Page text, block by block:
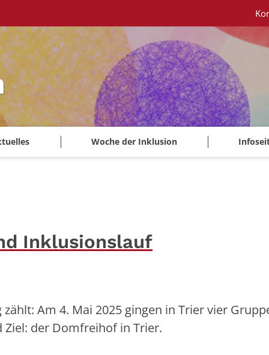
Woche der Inklusion
Inklusionslauf
Am 4. Mai 2025 gingen in Trier vier
Ziel: der Domfreihof in Trier.